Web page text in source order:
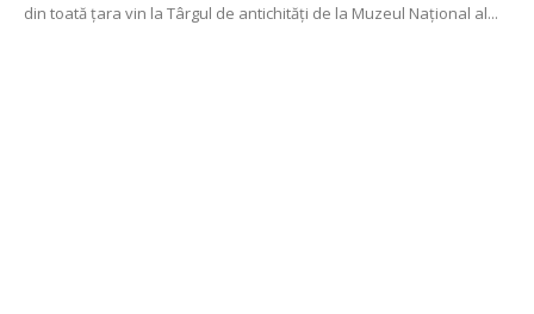
din toată țara vin la Târgul de antichități de la Muzeul Național al...